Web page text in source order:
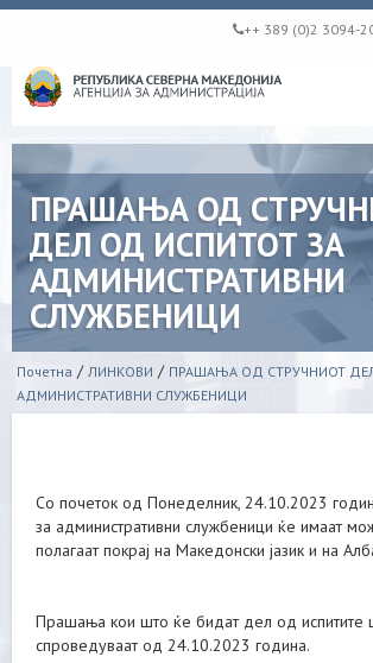
++ 389 (0)2 3094-
ПРАШАЊА ОД
ДЕЛ ОД ИСПИТОТ ЗА
АДМИНИСТРАТИВНИ
СЛУЖБЕНИЦИ
Почетна / ЛИНКОВИ / ПРАШАЊА ОД СТРУЧНИОТ
АДМИНИСТРАТИВНИ СЛУЖБЕНИЦИ
Со почеток од Понеделник, 24.10.2023
за административни службеници ќе имаат
полагаат покрај на Македонски јазик и на
Прашања кои што ќе бидат дел од испитите
спроведуваат од 24.10.2023 година.